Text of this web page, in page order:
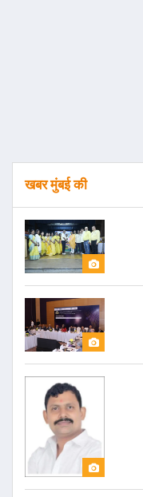
खबर मुंबई की